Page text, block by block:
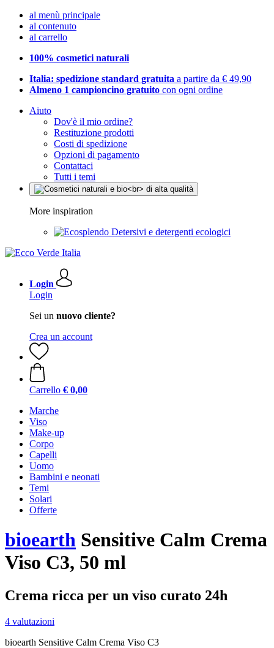
al menù principale
al contenuto
al carrello
100% cosmetici naturali
Italia: spedizione standard gratuita a partire da € 49,90
Almeno 1 campioncino gratuito con ogni ordine
Aiuto
Dov'è il mio ordine?
Restituzione prodotti
Costi di spedizione
Opzioni di pagamento
Contattaci
Tutti i temi
More inspiration
Detersivi e detergenti ecologici
Login
Login
Sei un nuovo cliente?
Crea un account
Carrello € 0,00
Marche
Viso
Make-up
Corpo
Capelli
Uomo
Bambini e neonati
Temi
Solari
Offerte
bioearth Sensitive Calm Crema
Viso C3, 50 ml
Crema ricca per un viso curato 24h
4 valutazioni
bioearth Sensitive Calm Crema Viso C3